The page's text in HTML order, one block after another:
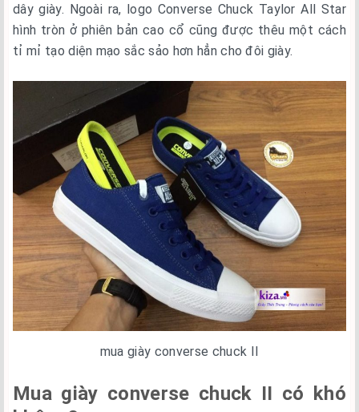
dây giày. Ngoài ra, logo Converse Chuck Taylor All Star
hình tròn ở phiên bản cao cổ cũng được thêu một cách
tỉ mỉ tạo diện mạo sắc sảo hơn hẳn cho đôi giày.
mua giày converse chuck II
Mua giày converse chuck II có khó